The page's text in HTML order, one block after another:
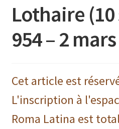
Lothaire
954 – 2
Cet article est
L'inscription à
Roma Latina est